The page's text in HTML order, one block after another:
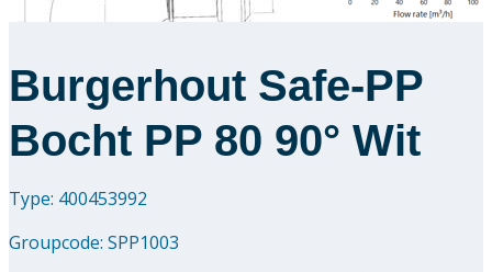
Burgerhout Safe-PP
Bocht PP 80 90° Wit
Type: 400453992
Groupcode: SPP1003